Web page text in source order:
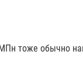
тоже обычно